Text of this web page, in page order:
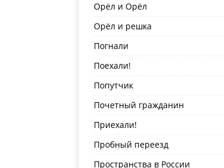
Орёл и Орёл
Орёл и решка
Погнали
Поехали!
Попутчик
Почетный гражданин
Приехали!
Пробный переезд
Пространства в России